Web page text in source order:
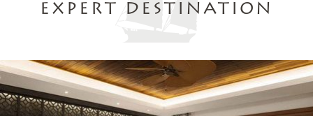
EXPERT DESTINATION